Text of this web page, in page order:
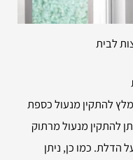
לבית
להתקין מנעול כספת
להתקין מנעול מרתוק
טון המופעל על הדלת. כמו כן, ניתן